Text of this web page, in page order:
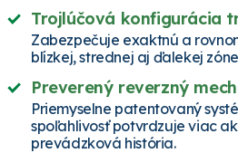
Trojlúčová konfigurácia
Zabezpečuje exaktnú a
blízkej, strednej aj ďalekej
Preverený reverzný
Priemyselne patentovaný
spoľahlivosť potvrdzuje viac
prevádzková história.